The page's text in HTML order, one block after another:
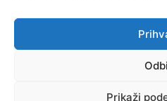
Prikaži